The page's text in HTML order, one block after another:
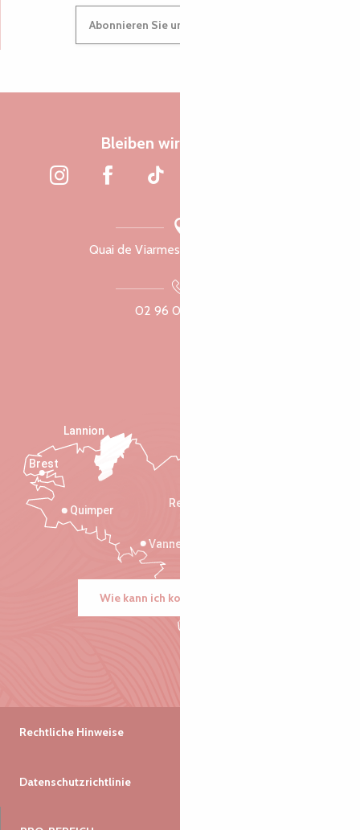
Abonnieren Sie unseren Newsletter
Bleiben wir verbunden
Quai de Viarmes, 22300 Lannion
02 96 05 60 70
Rennes
Vannes
Quimper
Lannion
Brest
Wie kann ich kommen?
Rechtliche Hinweise
Datenschutzrichtlinie